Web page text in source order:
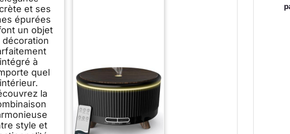
et ses
épurées
un objet
décoration
intégré à
quel
intérieur.
la
style et